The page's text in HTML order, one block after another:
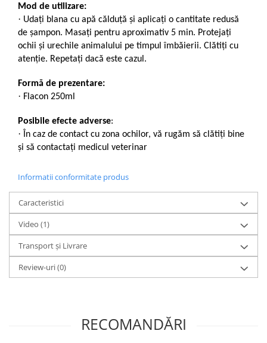
Mod de utilizare:
· Udați blana cu apă călduță și aplicați o cantitate redusă
de șampon. Masați pentru aproximativ 5 min. Protejați
ochii și urechile animalului pe timpul îmbăierii. Clătiți cu
atenție. Repetați dacă este cazul.
Formă de prezentare:
· Flacon 250ml
Posibile efecte adverse:
· În caz de contact cu zona ochilor, vă rugăm să clătiți bine
și să contactați medicul veterinar
Informatii conformitate produs
Caracteristici
Video (1)
Transport și Livrare
Review-uri(0)
RECOMANDĂRI